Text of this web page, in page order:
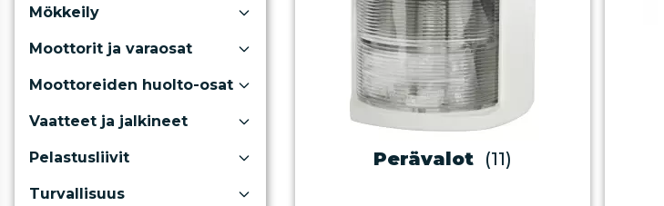
Mökkeily
Moottorit ja varaosat
Moottoreiden huolto-osat
Vaatteet ja jalkineet
Pelastusliivit
Turvallisuus
Perävalot (11)